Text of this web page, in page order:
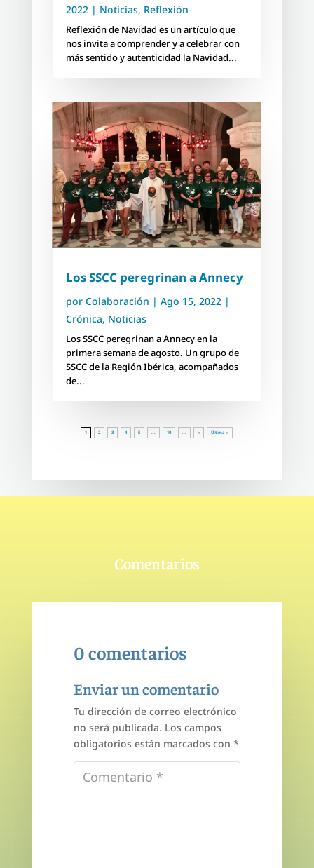
2022| Noticias, Reflexión
Reflexión de Navidad es un artículo que
nos invita a comprender y a celebrar con
más sentido y autenticidad la Navidad...
Los SSCC peregrinan a Annecy
por Colaboración | Ago 15, 2022|
Crónica, Noticias
Los SSCC peregrinan a Annecy en la
primera semana de agosto. Un grupo de
SSCC de la Región Ibérica, acompañados
de...
1 2 3 4 5 ... 10 ... » Última »
Comentarios
0 comentarios
Enviar un comentario
Tu dirección de correo electrónico
no será publicada. Los campos
obligatorios están marcados con *